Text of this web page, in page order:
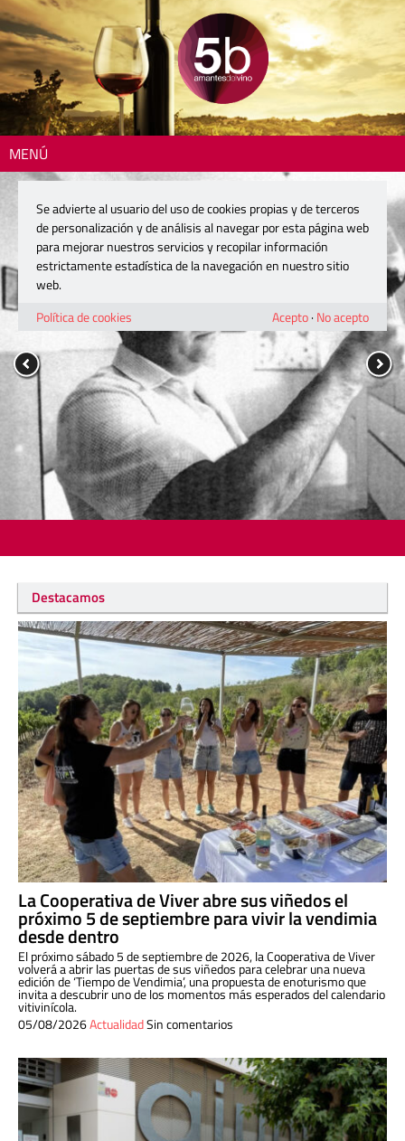
MENÚ
Destacamos
La Cooperativa de Viver abre sus viñedos el
próximo 5 de septiembre para vivir la vendimia
desde dentro
El próximo sábado 5 de septiembre de 2026, la Cooperativa de Viver
volverá a abrir las puertas de sus viñedos para celebrar una nueva
edición de ‘Tiempo de Vendimia’, una propuesta de enoturismo que
invita a descubrir uno de los momentos más esperados del calendario
vitivinícola.
05/08/2026ActualidadSin comentarios
Se advierte al usuario del uso de cookies propias y de terceros
de personalización y de análisis al navegar por esta página web
para mejorar nuestros servicios y recopilar información
estrictamente estadística de la navegación en nuestro sitio
web.
Política de cookies
Acepto· No acepto